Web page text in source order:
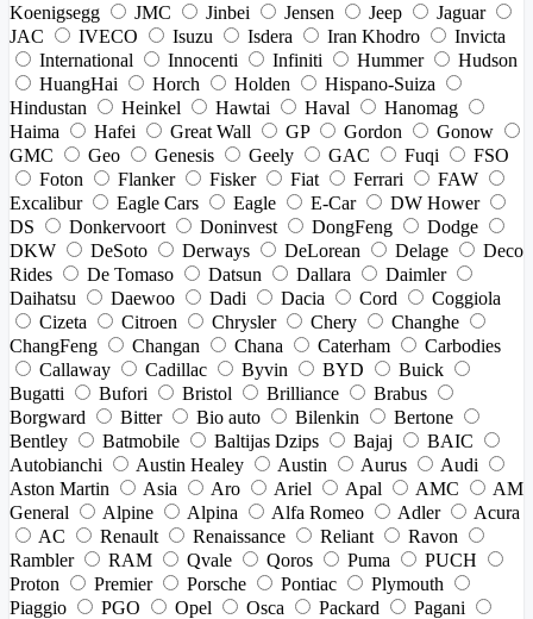
Koenigsegg
JMC Jinbei Jensen Jeep
Jaguar
JAC
IVECO Isuzu Isdera Iran Khodro
Invicta
International
Innocenti Infiniti Hummer
Hudson
HuangHai
Horch Holden
Hispano-Suiza
Hindustan
Heinkel Hawtai Haval
Hanomag
Haima
Hafei Great Wall GP Gordon
Gonow
GMC
Geo Genesis Geely GAC Fuqi
FSO
Foton
Flanker Fisker Fiat Ferrari
FAW
Excalibur
Eagle Cars Eagle E-Car
DW Hower
DS
Donkervoort Doninvest DongFeng
Dodge
DKW
DeSoto Derways DeLorean Delage
Deco
Rides
De Tomaso Datsun Dallara
Daimler
Daihatsu
Daewoo Dadi Dacia Cord
Coggiola
Cizeta
Citroen Chrysler Chery
Changhe
ChangFeng
Changan Chana Caterham
Carbodies
Callaway
Cadillac Byvin BYD
Buick
Bugatti
Bufori Bristol Brilliance
Brabus
Borgward
Bitter Bio auto Bilenkin
Bertone
Bentley
Batmobile Baltijas Dzips Bajaj
BAIC
Autobianchi
Austin Healey Austin Aurus
Audi
Aston Martin
Asia Aro Ariel Apal AMC
AM
General
Alpine Alpina Alfa Romeo Adler
Acura
AC
Renault Renaissance Reliant
Ravon
Rambler
RAM Qvale Qoros Puma
PUCH
Proton
Premier Porsche Pontiac
Plymouth
Piaggio
PGO Opel Osca Packard
Pagani